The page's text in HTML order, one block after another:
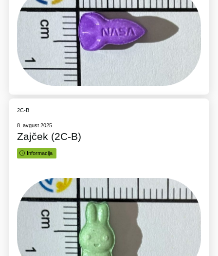
2C-B
8. avgust 2025
Zajček (2C-B)
Informacija